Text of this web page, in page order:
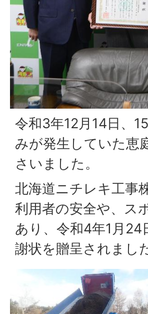
令和3年12月14日、
みが発生していた恵
さいました。
北海道ニチレキ工事
利用者の安全や、ス
あり、令和4年1月24
謝状を贈呈されまし